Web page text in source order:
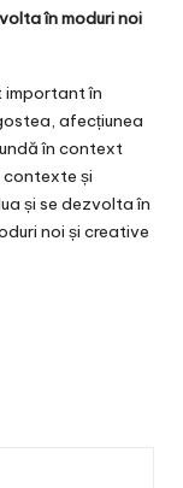
în moduri noi
important în
afecțiunea
în context
contexte și
și se dezvolta în
noi și creative